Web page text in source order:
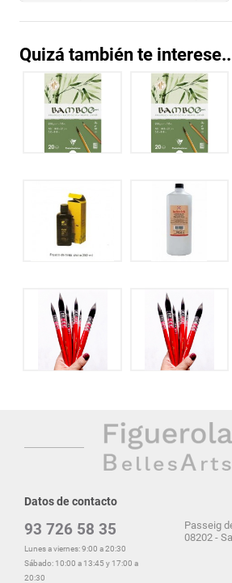
Quizá también te
Datos de contacto
93 726 58 35
Lunes a viernes: 9:00 a 20:30
Sábado: 10:00 a 13:45 y 17:00 a
20:30
Passeig
08202 -